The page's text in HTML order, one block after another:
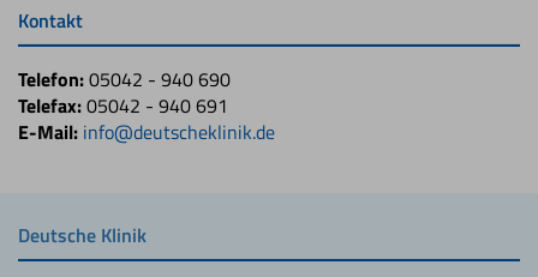
Kontakt
Telefon:05042 - 940 690
Telefax:05042 - 940 691
E-Mail: info@deutscheklinik.de
Deutsche Klinik